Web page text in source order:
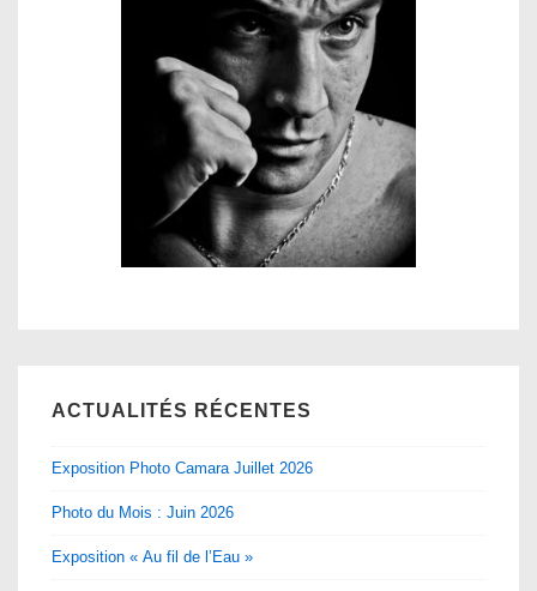
ACTUALITÉS RÉCENTES
Exposition Photo Camara Juillet 2026
Photo du Mois : Juin 2026
Exposition « Au fil de l’Eau »